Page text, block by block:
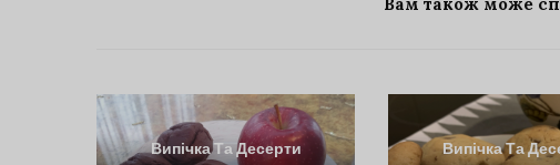
Вам також може
Випічка Та Десерти Випічка Та